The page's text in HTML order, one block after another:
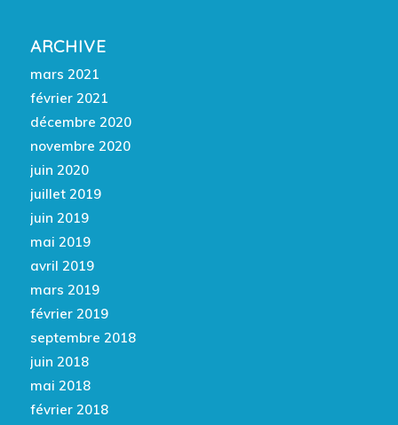
ARCHIVE
mars 2021
février 2021
décembre 2020
novembre 2020
juin 2020
juillet 2019
juin 2019
mai 2019
avril 2019
mars 2019
février 2019
septembre 2018
juin 2018
mai 2018
février 2018